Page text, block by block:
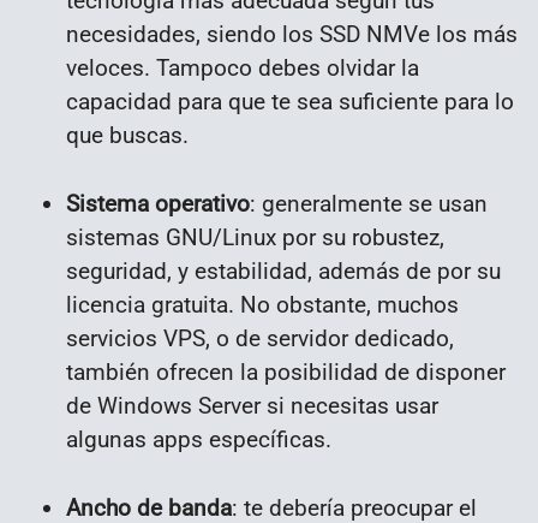
necesidades, siendo los SSD NMVe los más
veloces. Tampoco debes olvidar la
capacidad para que te sea suficiente para lo
que buscas.
Sistema operativo: generalmente se usan
sistemas GNU/Linux por su robustez,
seguridad, y estabilidad, además de por su
licencia gratuita. No obstante, muchos
servicios VPS, o de servidor dedicado,
también ofrecen la posibilidad de disponer
de Windows Server si necesitas usar
algunas apps específicas.
Ancho de banda: te debería preocupar el